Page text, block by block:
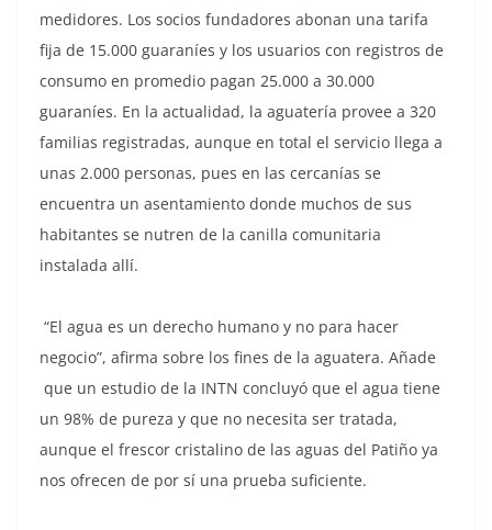
medidores. Los socios fundadores abonan una tarifa
fija de 15.000 guaraníes y los usuarios con registros de
consumo en promedio pagan 25.000 a 30.000
guaraníes. En la actualidad, la aguatería provee a 320
familias registradas, aunque en total el servicio llega a
unas 2.000 personas, pues en las cercanías se
encuentra un asentamiento donde muchos de sus
habitantes se nutren de la canilla comunitaria
instalada allí.
“El agua es un derecho humano y no para hacer
negocio”, afirma sobre los fines de la aguatera. Añade
que un estudio de la INTN concluyó que el agua tiene
un 98% de pureza y que no necesita ser tratada,
aunque el frescor cristalino de las aguas del Patiño ya
nos ofrecen de por sí una prueba suficiente.